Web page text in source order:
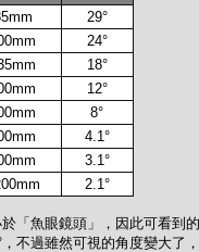
29°
24°
18°
12°
8°
4.1°
3.1°
2.1°
「魚眼鏡頭」，因此可看到的
，不過雖然可視的角度變大了，